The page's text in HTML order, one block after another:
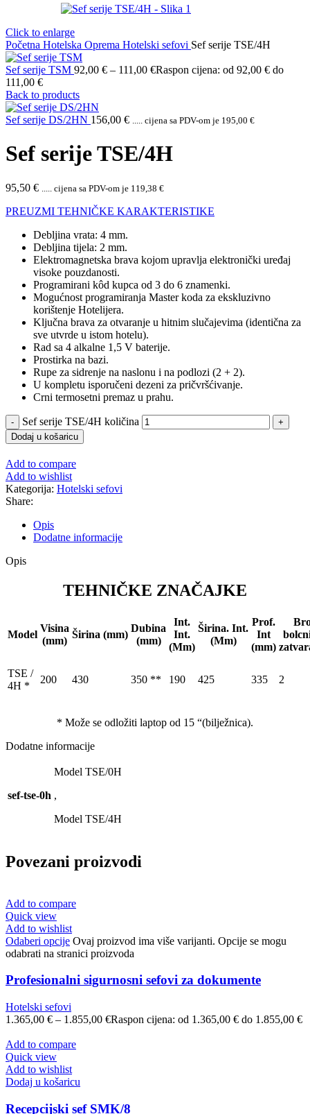
Click to enlarge
Početna Hotelska Oprema Hotelski sefovi Sef serije TSE/4H
Sef serije TSM 92,00 € – 111,00 €Raspon cijena: od 92,00 € do
111,00 €
Back to products
Sef serije DS/2HN 156,00 € ..... cijena sa PDV-om je 195,00 €
Sef serije TSE/4H
95,50 € ..... cijena sa PDV-om je 119,38 €
PREUZMI TEHNIČKE KARAKTERISTIKE
Debljina vrata: 4 mm.
Debljina tijela: 2 mm.
Elektromagnetska brava kojom upravlja elektronički uređaj
visoke pouzdanosti.
Programirani kôd kupca od 3 do 6 znamenki.
Mogućnost programiranja Master koda za ekskluzivno
korištenje Hotelijera.
Ključna brava za otvaranje u hitnim slučajevima (identična za
sve utvrde u istom hotelu).
Rad sa 4 alkalne 1,5 V baterije.
Prostirka na bazi.
Rupe za sidrenje na naslonu i na podlozi (2 + 2).
U kompletu isporučeni dezeni za pričvršćivanje.
Crni termosetni premaz u prahu.
Sef serije TSE/4H količina
Dodaj u košaricu
Add to compare
Add to wishlist
Kategorija: Hotelski sefovi
Share:
Opis
Dodatne informacije
Opis
TEHNIČKE ZNAČAJKE
Model
Visina
(mm)
Širina (mm)
Dubina
(mm)
Int.
Int.
(Mm)
Širina. Int.
(Mm)
Prof.
Int
(mm)
TSE /
4H *
200 430 350 ** 190 425 335 2
* Može se odložiti laptop od 15 “(bilježnica).
Dodatne informacije
sef-tse-0h
Model TSE/0H
,
Model TSE/4H
Povezani proizvodi
Add to compare
Quick view
Add to wishlist
Odaberi opcije Ovaj proizvod ima više varijanti. Opcije se mogu
odabrati na stranici proizvoda
Profesionalni sigurnosni sefovi za dokumente
Hotelski sefovi
1.365,00 € – 1.855,00 €Raspon cijena: od 1.365,00 € do 1.855,00 €
Add to compare
Quick view
Add to wishlist
Dodaj u košaricu
Recepcijski sef SMK/8